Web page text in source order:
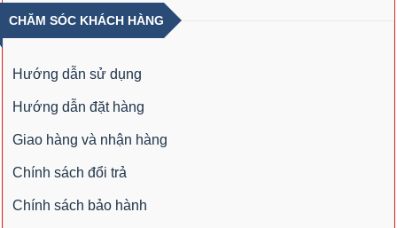
CHĂM SÓC KHÁCH HÀNG
Hướng dẫn sử dụng
Hướng dẫn đặt hàng
Giao hàng và nhận hàng
Chính sách đổi trả
Chính sách bảo hành